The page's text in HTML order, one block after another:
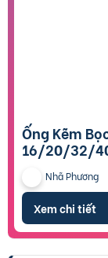
Ống Kẽm Bọc Nhựa Phi
16/20/32/
Nhã Phương
Xem chi tiết